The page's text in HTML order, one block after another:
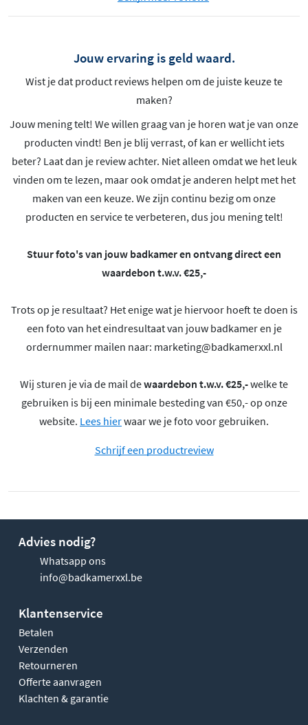
Jouw ervaring is geld waard.
Wist je dat product reviews helpen om de juiste keuze te
maken?
Jouw mening telt! We willen graag van je horen wat je van onze
producten vindt! Ben je blij verrast, of kan er wellicht iets
beter? Laat dan je review achter. Niet alleen omdat we het leuk
vinden om te lezen, maar ook omdat je anderen helpt met het
maken van een keuze. We zijn continu bezig om onze
producten en service te verbeteren, dus jou mening telt!
Stuur foto's van jouw badkamer en ontvang direct een
waardebon t.w.v. €25,-
Trots op je resultaat? Het enige wat je hiervoor hoeft te doen is
een foto van het eindresultaat van jouw badkamer en je
ordernummer mailen naar: marketing@badkamerxxl.nl
Wij sturen je via de mail dewaardebon t.w.v. €25,-welke te
gebruiken is bij een minimale besteding van €50,- op onze
website. Lees hierwaar we je foto voor gebruiken.
Schrijf een productreview
Advies nodig?
Whatsapp ons
info@badkamerxxl.be
Klantenservice
Betalen
Verzenden
Retourneren
Offerte aanvragen
Klachten & garantie